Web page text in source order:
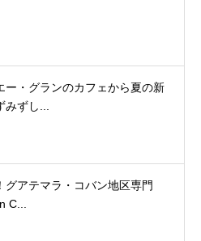
ー・グランのカフェから夏の新
ずし...
グアテマラ・コバン地区専門
C...